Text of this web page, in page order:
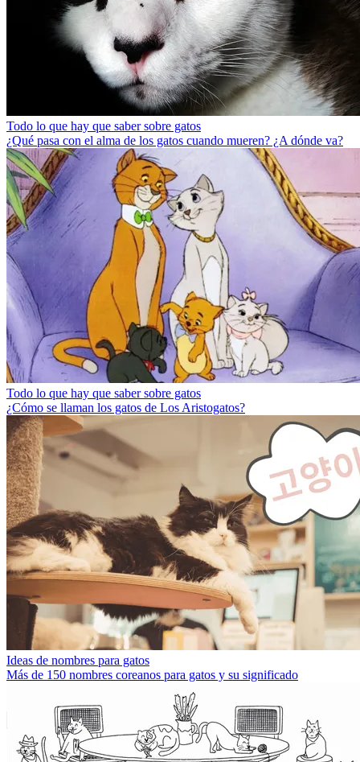
Todo lo que hay que saber sobre gatos
¿Qué pasa con el alma de los gatos cuando mueren? ¿A dónde va?
Todo lo que hay que saber sobre gatos
¿Cómo se llaman los gatos de Los Aristogatos?
Ideas de nombres para gatos
Más de 150 nombres coreanos para gatos y su significado